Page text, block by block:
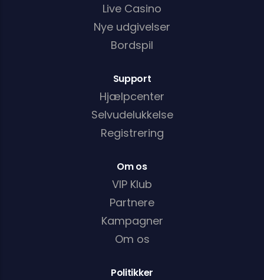
Live Casino
Nye udgivelser
Bordspil
Support
Hjælpcenter
Selvudelukkelse
Registrering
Om os
VIP Klub
Partnere
Kampagner
Om os
Politikker